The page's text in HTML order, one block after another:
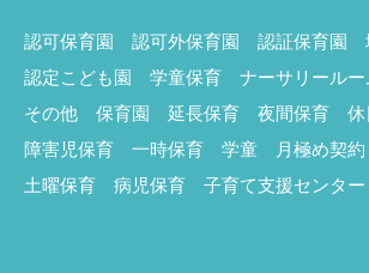
認可保育園 認可外保育園 認証保育園
認定こども園
学童保育 ナーサリールー
その他
保育園 延長保育 夜間保育
休
障害児保育
一時保育 学童 月極め契約
土曜保育
病児保育 子育て支援センター